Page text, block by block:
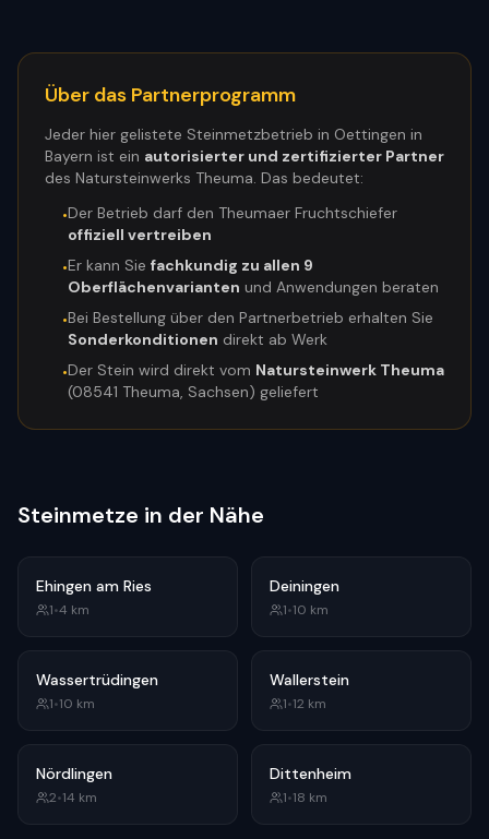
Über das Partnerprogramm
Jeder hier gelistete Steinmetzbetrieb in Oettingen in
Bayern ist ein autorisierter und zertifizierter Partner
des Natursteinwerks Theuma. Das bedeutet:
•Der Betrieb darf den Theumaer Fruchtschiefer
offiziell vertreiben
•Er kann Sie fachkundig zu allen 9
Oberflächenvarianten und Anwendungen beraten
•Bei Bestellung über den Partnerbetrieb erhalten Sie
Sonderkonditionen direkt ab Werk
•Der Stein wird direkt vom Natursteinwerk Theuma
(08541 Theuma, Sachsen) geliefert
Steinmetze in der Nähe
Ehingen am Ries
1•4 km
Deiningen
1•10 km
Wassertrüdingen
1•10 km
Wallerstein
1•12 km
Nördlingen
2•14 km
Dittenheim
1•18 km